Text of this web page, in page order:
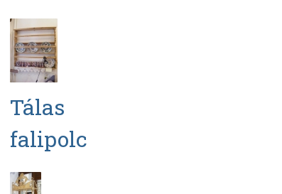
Tálas
falipolc